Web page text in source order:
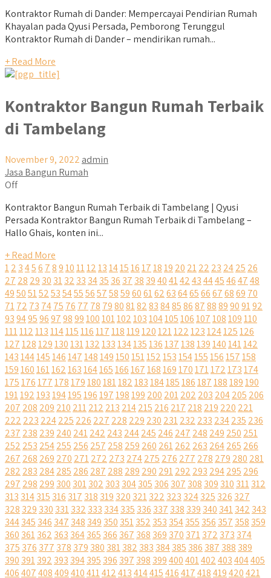
Kontraktor Rumah di Dander: Mempercayai Pendirian Rumah
Khayalan pada Qyusi Persada, Pemborong Terunggul
Kontraktor Rumah di Dander – mendirikan rumah...
+ Read More
Kontraktor Bangun Rumah Terbaik
di Tambelang
November 9, 2022 admin
Jasa Bangun Rumah
Off
Kontraktor Bangun Rumah Terbaik di Tambelang | Qyusi
Persada Kontraktor Bangun Rumah Terbaik di Tambelang –
Hallo Ghais, konten ini...
+ Read More
12 3456 78910111213141516171819 20 2122 23 2425 26
27 28 29 30 3132 33 3435 36 37 38 39404142434445464748
495051525354555657585960616263646566676869 70
7172 73 7475 76 77 78 7980818283848586878889909192
93949596979899100101102103104105106107108109110
111112113114115116117118119120121122123124125126
127128129130131132133134135136137138139140141142
143144145146147148149150151152153154155156157158
159160161162163164165166167168169170171172173174
175176177178179180181182183184185186187188189190
191192193194195196197198199 200 201202 203 204205 206
207 208 209 210 211212 213 214215 216 217 218 219 220 221
222 223 224225 226 227 228 229 230 231232 233 234235 236
237 238 239 240 241242 243 244245 246 247 248 249 250 251
252 253 254255 256 257 258 259 260 261262 263 264265 266
267 268 269 270 271272 273 274275 276 277 278 279 280 281
282 283 284285 286 287 288 289 290 291292 293 294295 296
297 298 299 300 301302 303 304305 306 307 308 309 310 311312
313 314315 316 317 318 319 320 321322 323 324325 326 327
328 329 330 331332 333 334335 336 337 338 339 340 341342 343
344345 346 347 348 349 350 351352 353 354355 356 357 358 359
360 361362 363 364365 366 367 368 369 370 371372 373 374
375 376 377 378 379 380 381382 383 384385 386 387 388 389
390 391392 393 394395 396 397 398 399400401402403404405
406407408409410411412413414415416417418419420421